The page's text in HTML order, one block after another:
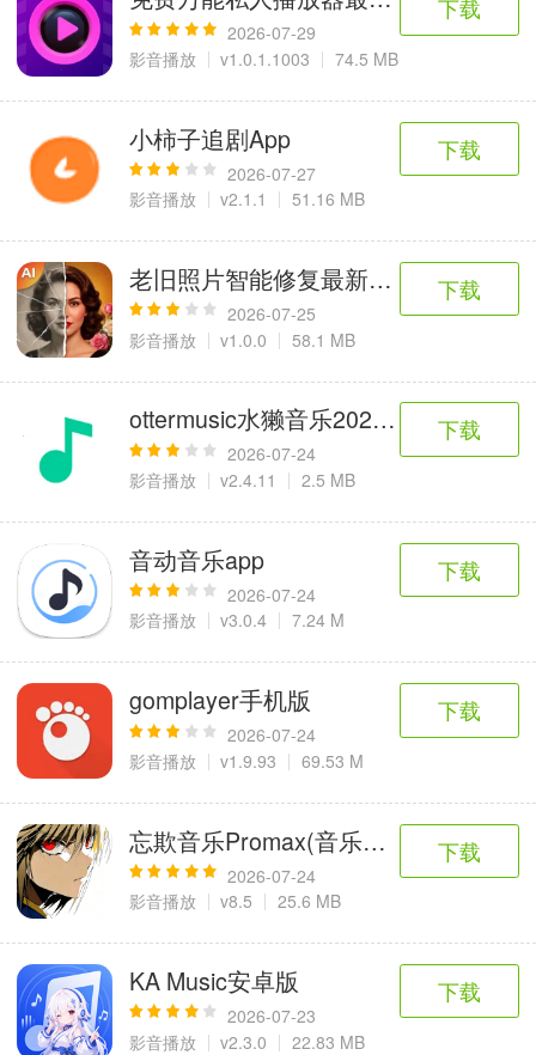
2026-07-29
影音播放
v1.0.1.1003 74.5 MB
下载
小柿子追剧App
2026-07-27
影音播放
v2.1.1 51.16 MB
下载
老旧照片智能修复最新安卓版
2026-07-25
影音播放
v1.0.0 58.1 MB
下载
ottermusic水獭音乐2026官方最新版本
2026-07-24
影音播放
v2.4.11 2.5 MB
下载
音动音乐app
2026-07-24
影音播放
v3.0.4 7.24 M
下载
gomplayer手机版
2026-07-24
影音播放
v1.9.93 69.53 M
下载
忘欺音乐Promax(音乐软件升级)
2026-07-24
影音播放
v8.5 25.6 MB
下载
KA Music安卓版
2026-07-23
影音播放
v2.3.0 22.83 MB
下载